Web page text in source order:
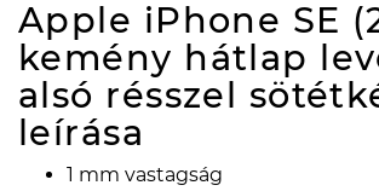
Apple iPhone SE
kemény hátlap
alsó résszel
leírása
1 mm vastagság